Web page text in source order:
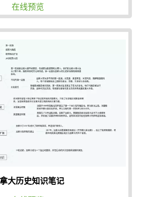
在线预览
大历史知识笔记